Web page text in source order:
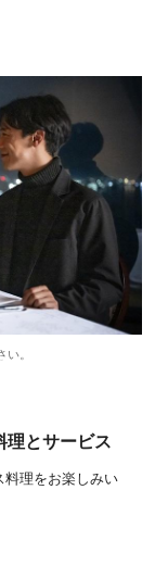
。
理とサービス
料理をお楽しみい